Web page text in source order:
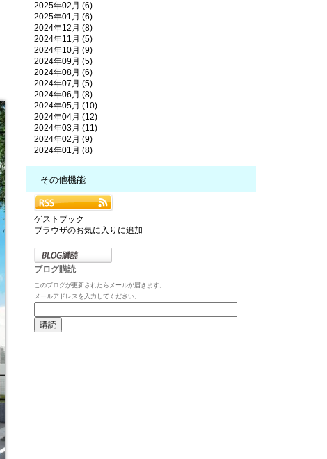
2025年02月 (6)
2025年01月 (6)
2024年12月 (8)
2024年11月 (5)
2024年10月 (9)
2024年09月 (5)
2024年08月 (6)
2024年07月 (5)
2024年06月 (8)
2024年05月 (10)
2024年04月 (12)
2024年03月 (11)
2024年02月 (9)
2024年01月 (8)
その他機能
ゲストブック
ブラウザのお気に入りに追加
ブログ購読
このブログが更新されたらメールが届きます。
メールアドレスを入力してください。